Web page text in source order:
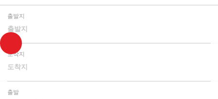
출발지
출발지
도착지
도착지
출발